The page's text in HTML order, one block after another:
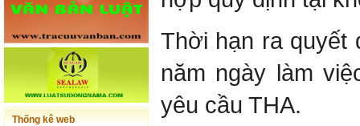
Thống kê web
Thời hạn ra quyết
năm ngày làm
yêu cầu THA.